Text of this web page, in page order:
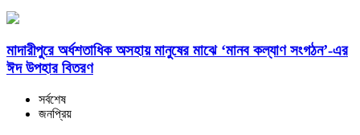
মাদারীপুরে অর্ধশতাধিক অসহায় মানুষের মাঝে ‘মানব কল্যাণ সংগঠন’-এর
ঈদ উপহার বিতরণ
সর্বশেষ
জনপ্রিয়